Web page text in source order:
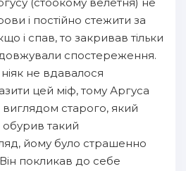
(стоокому велетня) не
і постійно стежити за
і спав, то закривав тільки
спостереження.
не вдавалося
цей міф, тому Аргуса
старого, який
такий
йому було страшенно
покликав до себе